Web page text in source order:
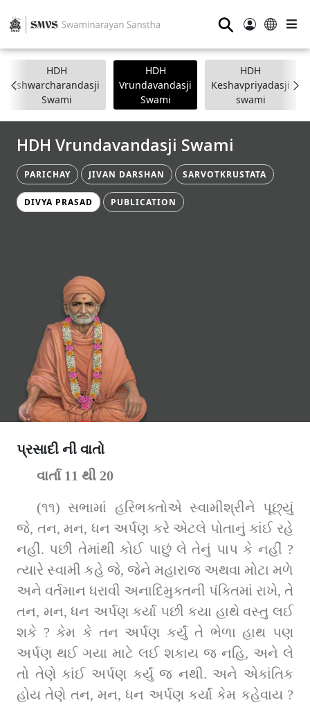
⚲
HDH
Ishwarcharandasji
Swami
HDH
Vrundavandasji
Swami
HDH
Keshavpriyadasji
swami
HDH Vrundavandasji Swami
PARICHAY JIVAN DARSHAN SARVOTKRUSTATA
DIVYA PRASAD PUBLICATION
પ્રસાદી ની વાતો
વાર્તા 11 થી 20
(૧૧) સભામાં હરિભક્તોએ સ્વામીશ્રીને પૂછ્યું
જે, તન, મન, ધન અર્પણ કરે એટલે પોતાનું કાંઈ રહે
નહીં. પછી તેમાંથી કોઈ પાછું લે તેનું પાપ કે નહીં ?
ત્યારે સ્વામી કહે જે, જેને મહારાજ અથવા મોટા મળે
અને વર્તમાન ધરાવી અનાદિમુક્તની પંક્તિમાં રાખે, તે
તન, મન, ધન અર્પણ કર્યા પછી કયા હાથે વસ્તુ લઈ
શકે ? કેમ કે તન અર્પણ કર્યું તે ભેળા હાથ પણ
અર્પણ થઈ ગયા માટે લઈ શકાય જ નહિ, અને લે
તો તેણે કાંઈ અર્પણ કર્યું જ નથી. અને એકાંતિક
હોય તેણે તન, મન, ધન અર્પણ કર્યાં કેમ કહેવાય ?